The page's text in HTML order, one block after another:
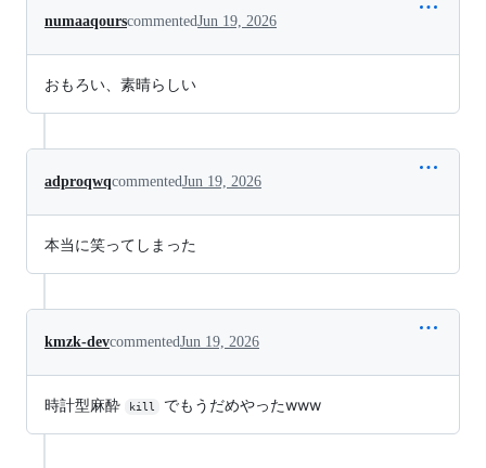
numaaqourscommentedJun 19, 2026
おもろい、素晴らしい
adproqwqcommentedJun 19, 2026
本当に笑ってしまった
kmzk-devcommentedJun 19, 2026
時計型麻酔 kill でもうだめやったwww